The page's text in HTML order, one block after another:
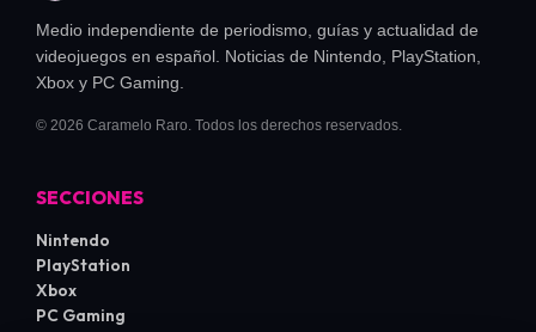
Medio independiente de periodismo, guías y actualidad de
videojuegos en español. Noticias de Nintendo, PlayStation,
Xbox y PC Gaming.
© 2026 Caramelo Raro. Todos los derechos reservados.
SECCIONES
Nintendo
PlayStation
Xbox
PC Gaming